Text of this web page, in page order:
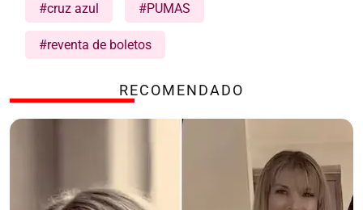
#cruz azul #PUMAS
#reventa de boletos
RECOMENDADO